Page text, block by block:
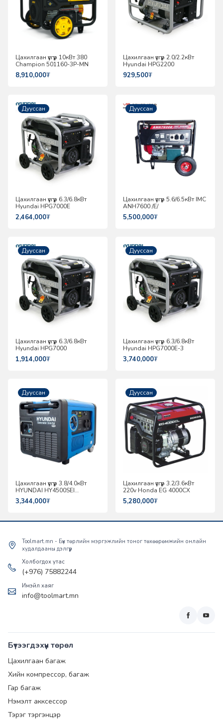
Цахилгаан үүсгүүр 10кВт 380
Champion 501160-3P-MN
8,910,000₮
Цахилгаан үүсгүүр 2.0/2.2кВт
Hyundai HPG2200
929,500₮
Дууссан
Цахилгаан үүсгүүр 6.3/6.8кВт
Hyundai HPG7000E
2,464,000₮
Дууссан
Цахилгаан үүсгүүр 5.6/6.5кВт IMC
ANH7600 /E/
5,500,000₮
Дууссан
Цахилгаан үүсгүүр 6.3/6.8кВт
Hyundai HPG7000
1,914,000₮
Дууссан
Цахилгаан үүсгүүр 6.3/6.8кВт
Hyundai HPG7000E-3
3,740,000₮
Дууссан
Цахилгаан үүсгүүр 3.8/4.0кВт
HYUNDAI HY4500SEI
инвертер
3,344,000₮
Дууссан
Цахилгаан үүсгүүр 3.2/3.6кВт
220v Honda EG 4000CX
5,280,000₮
Toolmart.mn - Бүх төрлийн мэргэжлийн тоног төхөөрөмжийн онлайн
худалдааны дэлгүүр
Холбогдох утас
(+976) 75882244
Имэйл хаяг
info@toolmart.mn
Бүтээгдэхүүн төрөл
Цахилгаан багаж
Хийн компрессор, багаж
Гар багаж
Нэмэлт акксессор
Тэрэг тэргэнцэр